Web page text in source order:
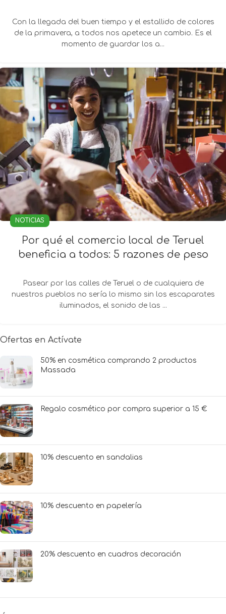
Con la llegada del buen tiempo y el estallido de colores
de la primavera, a todos nos apetece un cambio. Es el
momento de guardar los a...
NOTICIAS
Por qué el comercio local de Teruel
beneficia a todos: 5 razones de peso
Pasear por las calles de Teruel o de cualquiera de
nuestros pueblos no sería lo mismo sin los escaparates
iluminados, el sonido de las ...
Ofertas en Actívate
50% en cosmética comprando 2 productos
Massada
Regalo cosmético por compra superior a 15 €
10% descuento en sandalias
10% descuento en papelería
20% descuento en cuadros decoración